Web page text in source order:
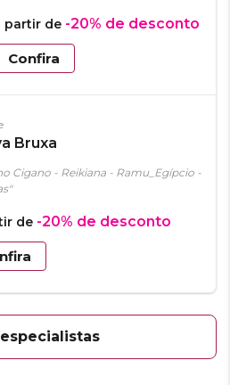
partir de -20% de desconto
Confira
Bruxa
Cigano - Reikiana - Ramu_Egípcio -
de -20% de desconto